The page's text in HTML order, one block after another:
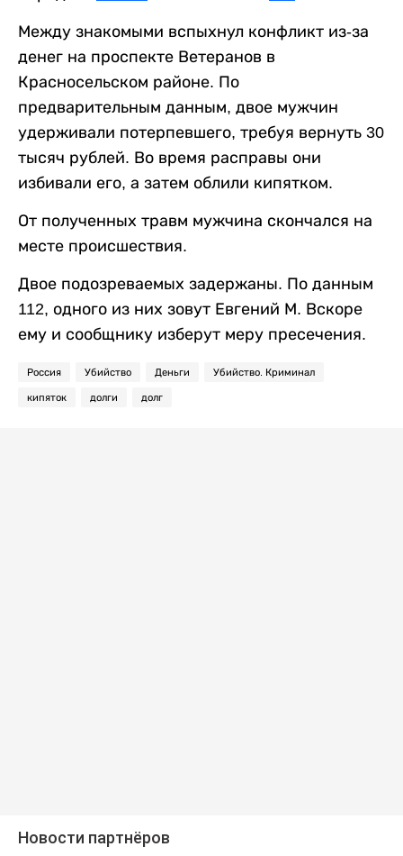
Между знакомыми вспыхнул конфликт из-за
денег на проспекте Ветеранов в
Красносельском районе. По
предварительным данным, двое мужчин
удерживали потерпевшего, требуя вернуть 30
тысяч рублей. Во время расправы они
избивали его, а затем облили кипятком.
От полученных травм мужчина скончался на
месте происшествия.
Двое подозреваемых задержаны. По данным
112, одного из них зовут Евгений М. Вскоре
ему и сообщнику изберут меру пресечения.
Россия Убийство Деньги Убийство. Криминал
кипяток долги долг